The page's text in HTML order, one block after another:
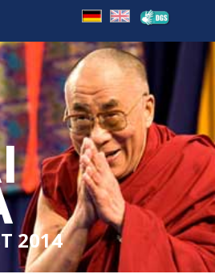
2014
WICHTIGE BESUCHERINFOS
ORT
VERPFLEGUNG
ÜBERSETZUNG
KINDER
SICHERHEIT
UNTERKUNFT